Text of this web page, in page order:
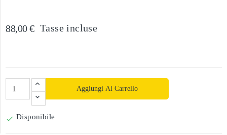
88,00 € Tasse incluse
Aggiungi Al Carrello
 Disponibile